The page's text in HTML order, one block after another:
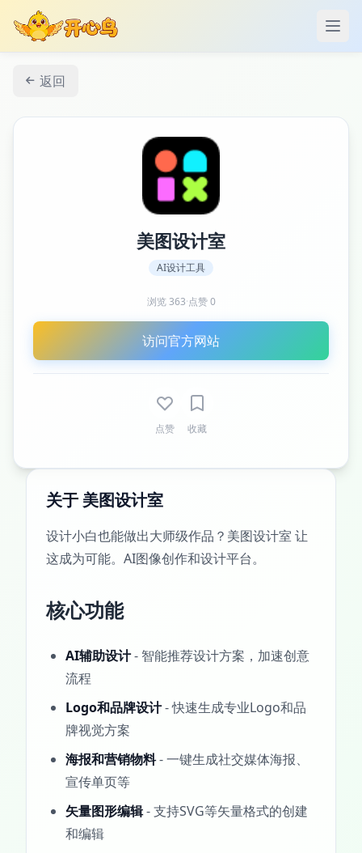
打开
返回
美图设计室
AI设计工具
浏览363·点赞0
访问官方网站
点赞 收藏
关于 美图设计室
设计小白也能做出大师级作品？美图设计室 让
这成为可能。AI图像创作和设计平台。
核心功能
AI辅助设计- 智能推荐设计方案，加速创意
流程
Logo和品牌设计- 快速生成专业Logo和品
牌视觉方案
海报和营销物料- 一键生成社交媒体海报、
宣传单页等
矢量图形编辑- 支持SVG等矢量格式的创建
和编辑